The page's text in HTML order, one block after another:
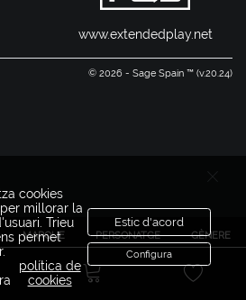
MARQUE PERSONATGE GÈNERE
www.extendedplay.net
© 2026 - Sage Spain ™ (v.20.24)
cookies
millorar la
Trieu
permet
política de
cookies
Estic d'acord
Configura